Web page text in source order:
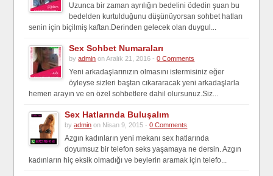
Uzunca bir zaman ayrılığın bedelini ödedin şuan bu
bedelden kurtulduğunu düşünüyorsan sohbet hatları
senin için biçilmiş kaftan.Derinden gelecek olan duygul...
Sex Sohbet Numaraları
byadmin on Aralık 21, 2016 -0 Comments
Yeni arkadaşlarınızın olmasını istermisiniz eğer
öyleyse sizleri baştan cıkararacak yeni arkadaşlarla
hemen arayın ve en özel sohbetlere dahil olursunuz.Siz...
Sex Hatlarında Buluşalım
byadmin on Nisan 9, 2015 -0 Comments
Azgın kadınların yeni mekanı sex hatlarında
doyumsuz bir telefon seks yaşamaya ne dersin. Azgın
kadınların hiç eksik olmadığı ve beylerin aramak için telefo...